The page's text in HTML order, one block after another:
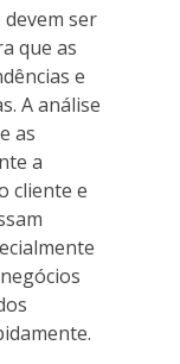
devem ser
que as
e
A análise
as
a
cliente e